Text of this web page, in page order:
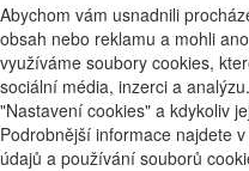
Abychom vám usnadnili
obsah nebo reklamu a mohli
využíváme soubory cookies,
sociální média, inzerci a
"Nastavení cookies" a kdykoliv
Podrobnější informace najdete
údajů a používání souborů